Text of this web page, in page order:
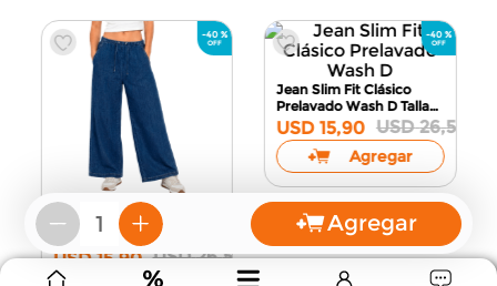
＋
－ Agregar
-40 %
Pantalón para Dama
Wide Leg Jeans S M27
USD 15,90 USD 26,51
Jean Slim Fit Clásico
Prelavado Wash D
30
USD 15,90 USD 26,51